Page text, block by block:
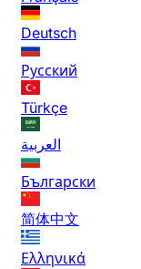
Deutsch
Русский
Türkçe
العربية
Български
简体中文
Ελληνικά